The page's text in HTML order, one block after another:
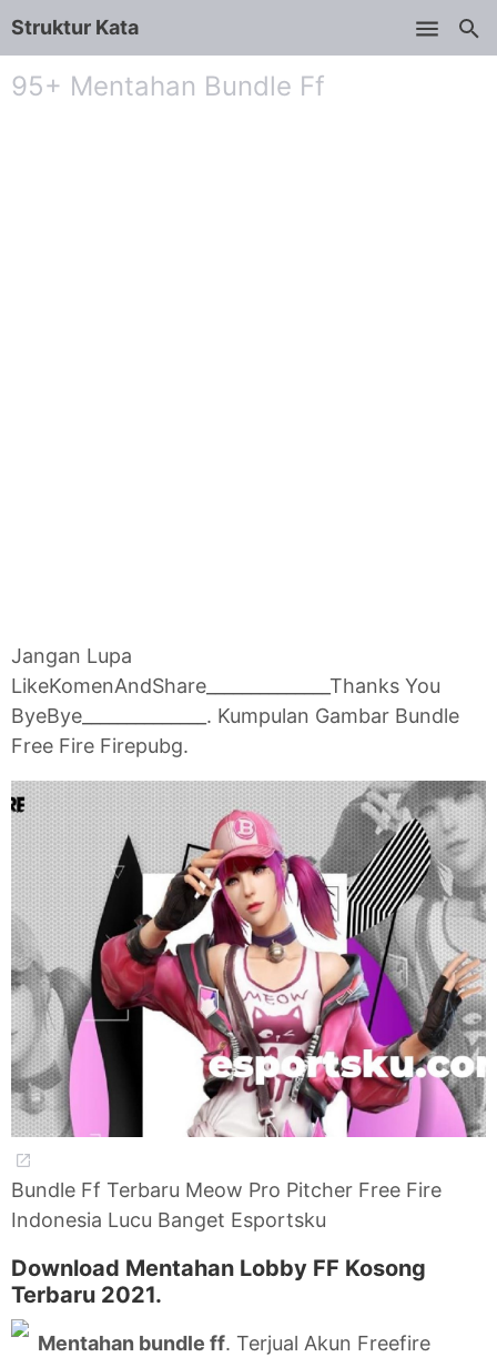
Struktur Kata
95+ Mentahan Bundle Ff
Jangan Lupa
LikeKomenAndShare______________Thanks You
ByeBye______________. Kumpulan Gambar Bundle
Free Fire Firepubg.
Bundle Ff Terbaru Meow Pro Pitcher Free Fire
Indonesia Lucu Banget Esportsku
Download Mentahan Lobby FF Kosong
Terbaru 2021.
Mentahan bundle ff. Terjual Akun Freefire